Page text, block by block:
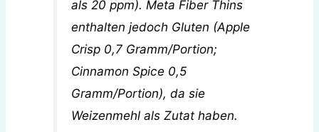
als 20 ppm). Meta Fiber Thins
enthalten jedoch Gluten (Apple
Crisp 0,7 Gramm/Portion;
Cinnamon Spice 0,5
Gramm/Portion), da sie
Weizenmehl als Zutat haben.